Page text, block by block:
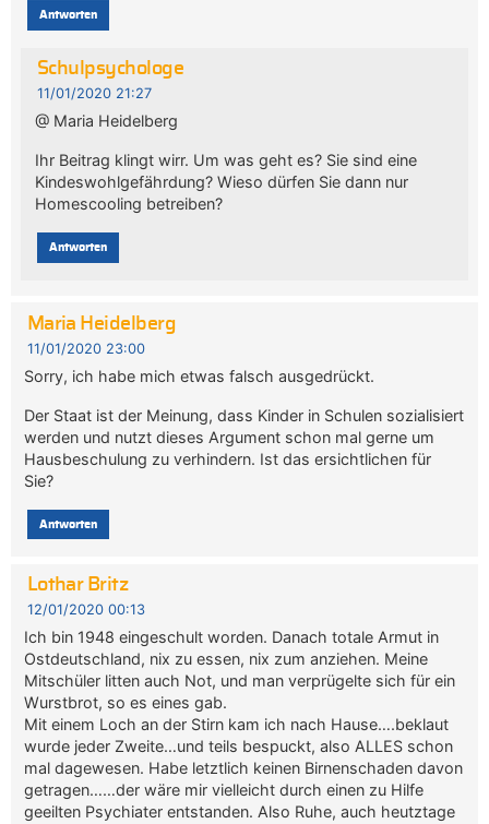
Antworten
Schulpsychologe
11/01/2020 21:27
@ Maria Heidelberg
Ihr Beitrag klingt wirr. Um was geht es? Sie sind eine
Kindeswohlgefährdung? Wieso dürfen Sie dann nur
Homescooling betreiben?
Antworten
Maria Heidelberg
11/01/2020 23:00
Sorry, ich habe mich etwas falsch ausgedrückt.
Der Staat ist der Meinung, dass Kinder in Schulen sozialisiert
werden und nutzt dieses Argument schon mal gerne um
Hausbeschulung zu verhindern. Ist das ersichtlichen für
Sie?
Antworten
Lothar Britz
12/01/2020 00:13
Ich bin 1948 eingeschult worden. Danach totale Armut in
Ostdeutschland, nix zu essen, nix zum anziehen. Meine
Mitschüler litten auch Not, und man verprügelte sich für ein
Wurstbrot, so es eines gab.
Mit einem Loch an der Stirn kam ich nach Hause….beklaut
wurde jeder Zweite…und teils bespuckt, also ALLES schon
mal dagewesen. Habe letztlich keinen Birnenschaden davon
getragen……der wäre mir vielleicht durch einen zu Hilfe
geeilten Psychiater entstanden. Also Ruhe, auch heutztage